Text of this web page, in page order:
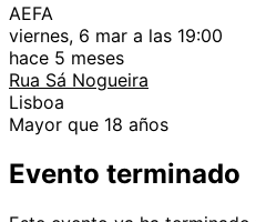
AEFA
viernes, 6 mar a las 19:00
hace 5 meses
Rua Sá Nogueira
Lisboa
Mayor que 18 años
Evento terminado